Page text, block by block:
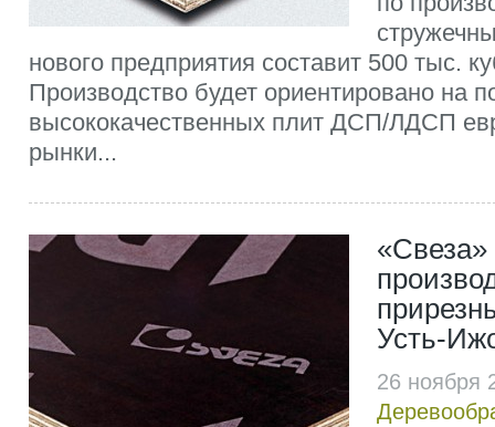
нового предприятия составит 500 тыс.
Производство будет ориентировано на
высококачественных плит ДСП/ЛДСП
рынки...
«Свеза»
Усть-
26 ноября